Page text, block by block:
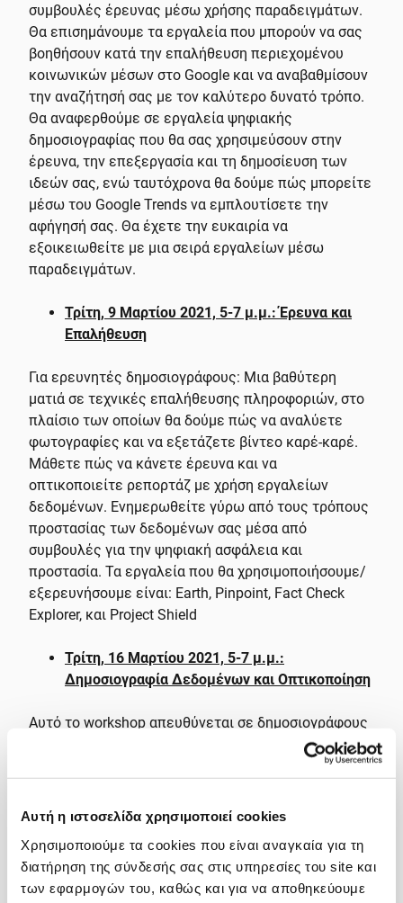
Αυτή η ιστοσελίδα χρησιμοποιεί cookies
Χρησιμοποιούμε τα cookies που είναι αναγκαία για τη
διατήρηση της σύνδεσής σας στις υπηρεσίες του site και
των εφαρμογών του, καθώς και για να αποθηκεύουμε
συμβουλές έρευνας μέσω χρήσης παραδειγμάτων.
Θα επισημάνουμε τα εργαλεία που μπορούν να σας
βοηθήσουν κατά την επαλήθευση περιεχομένου
κοινωνικών μέσων στο Google και να αναβαθμίσουν
την αναζήτησή σας με τον καλύτερο δυνατό τρόπο.
Θα αναφερθούμε σε εργαλεία ψηφιακής
δημοσιογραφίας που θα σας χρησιμεύσουν στην
έρευνα, την επεξεργασία και τη δημοσίευση των
ιδεών σας, ενώ ταυτόχρονα θα δούμε πώς μπορείτε
μέσω του Google Trends να εμπλουτίσετε την
αφήγησή σας. Θα έχετε την ευκαιρία να
εξοικειωθείτε με μια σειρά εργαλείων μέσω
παραδειγμάτων.
Τρίτη, 9 Μαρτίου 2021, 5-7 μ.μ.: Έρευνα και
Επαλήθευση
Για ερευνητές δημοσιογράφους: Μια βαθύτερη
ματιά σε τεχνικές επαλήθευσης πληροφοριών, στο
πλαίσιο των οποίων θα δούμε πώς να αναλύετε
φωτογραφίες και να εξετάζετε βίντεο καρέ-καρέ.
Μάθετε πώς να κάνετε έρευνα και να
οπτικοποιείτε ρεπορτάζ με χρήση εργαλείων
δεδομένων. Ενημερωθείτε γύρω από τους τρόπους
προστασίας των δεδομένων σας μέσα από
συμβουλές για την ψηφιακή ασφάλεια και
προστασία. Τα εργαλεία που θα χρησιμοποιήσουμε/
εξερευνήσουμε είναι: Earth, Pinpoint, Fact Check
Explorer, και Project Shield
Τρίτη, 16 Μαρτίου 2021, 5-7 μ.μ.:
Δημοσιογραφία Δεδομένων και Οπτικοποίηση
Αυτό το workshop απευθύνεται σε δημοσιογράφους
που θέλουν να μάθουν πώς να ανακαλύπτουν
ειδησεογραφικά θέματα στα δεδομένα και να τα
δυνατότητα πρακτικής εφαρμογής μέσω
συνεδρία αποτελεί μια εισαγωγή στη συγκομιδή
δεδομένων (data scraping) με χρήση Google Sheets.
Θα χρησιμοποιήστε το Google Trends για να